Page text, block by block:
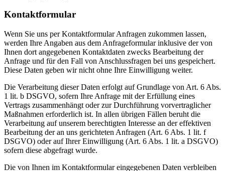
Kontaktformular
Wenn Sie uns per Kontaktformular Anfragen zukommen lassen,
werden Ihre Angaben aus dem Anfrageformular inklusive der von
Ihnen dort angegebenen Kontaktdaten zwecks Bearbeitung der
Anfrage und für den Fall von Anschlussfragen bei uns gespeichert.
Diese Daten geben wir nicht ohne Ihre Einwilligung weiter.
Die Verarbeitung dieser Daten erfolgt auf Grundlage von Art. 6 Abs.
1 lit. b DSGVO, sofern Ihre Anfrage mit der Erfüllung eines
Vertrags zusammenhängt oder zur Durchführung vorvertraglicher
Maßnahmen erforderlich ist. In allen übrigen Fällen beruht die
Verarbeitung auf unserem berechtigten Interesse an der effektiven
Bearbeitung der an uns gerichteten Anfragen (Art. 6 Abs. 1 lit. f
DSGVO) oder auf Ihrer Einwilligung (Art. 6 Abs. 1 lit. a DSGVO)
sofern diese abgefragt wurde.
Die von Ihnen im Kontaktformular eingegebenen Daten verbleiben